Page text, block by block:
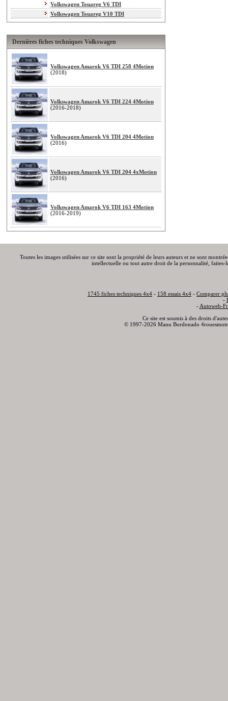
Volkswagen Touareg V6 TDI
Volkswagen Touareg V10 TDI
Dernières fiches techniques Volkswagen
Volkswagen Amarok V6 TDI 258 4Motion
(2018)
Volkswagen Amarok V6 TDI 224 4Motion
(2016-2018)
Volkswagen Amarok V6 TDI 204 4Motion
(2016)
Volkswagen Amarok V6 TDI 204 4xMotion
(2016)
Volkswagen Amarok V6 TDI 163 4Motion
(2016-2019)
Toutes les images utilisées sur ce site sont la propriété de leurs auteurs et ne sont
intellectuelle ou tout autre droit de la personnalité,
1745 fiches techniques 4x4 - 158 essais 4x4 - Comparer
-
- Autoweb-
Ce site est soumis à des droits
© 1997-2026 Manu Bordonado